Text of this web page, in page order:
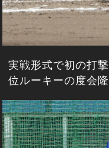
実戦形式で初の打
位ルーキーの度会